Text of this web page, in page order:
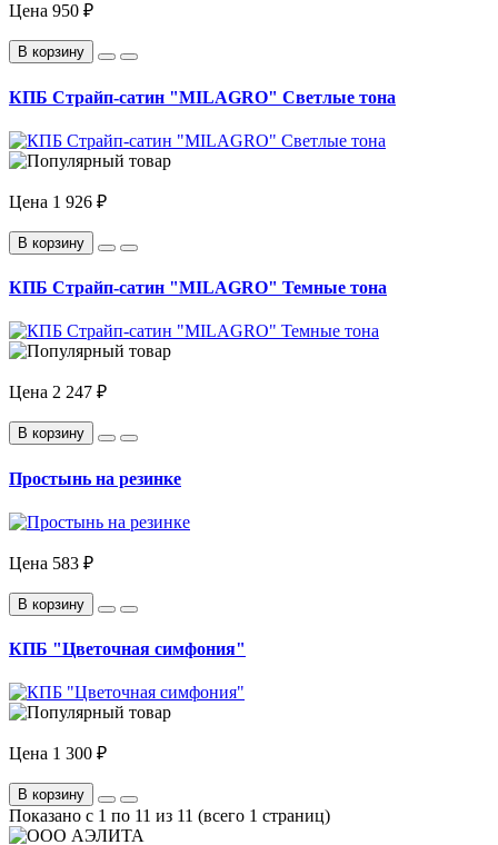
Цена 950 ₽
В корзину
КПБ Страйп-сатин "MILAGRO" Светлые тона
Цена 1 926 ₽
В корзину
КПБ Страйп-сатин "MILAGRO" Темные тона
Цена 2 247 ₽
В корзину
Простынь на резинке
Цена 583 ₽
В корзину
КПБ "Цветочная симфония"
Цена 1 300 ₽
В корзину
Показано с 1 по 11 из 11 (всего 1 страниц)